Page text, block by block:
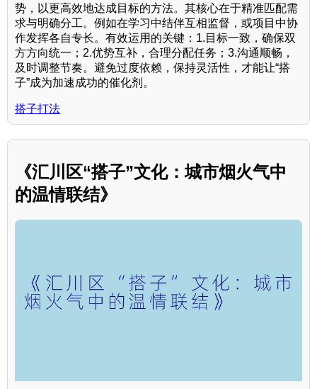
势，以更高效地达成目标的方法。其核心在于精准匹配需
求与明确分工。例如在学习中结伴互相监督，或项目中协
作发挥各自专长。有效运用的关键：1.目标一致，确保双
方方向统一；2.优势互补，合理分配任务；3.沟通顺畅，
及时调整节奏。避免过度依赖，保持灵活性，才能让“搭
子”成为加速成功的催化剂。
搭子打法
《汇川区“搭子”文化：城市烟火气中
的温情联结》